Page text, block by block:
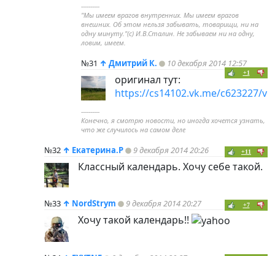
----------
"Мы имеем врагов внутренних. Мы имеем врагов
внешних. Об этом нельзя забывать, товарищи, ни на
одну минуту."(с) И.В.Сталин. Не забываем ни на одну,
ловим, имеем.
№31 ↑ Дмитрий К. 10 декабря 2014 12:57
+1
оригинал тут:
https://cs14102.vk.me/c623227/
----------
Конечно, я смотрю новости, но иногда хочется узнать,
что же случилось на самом деле
№32 ↑ Екатерина.Р 9 декабря 2014 20:26 +11
Классный календарь. Хочу себе такой.
№33 ↑ NordStrym 9 декабря 2014 20:27 +7
Хочу такой календарь!!